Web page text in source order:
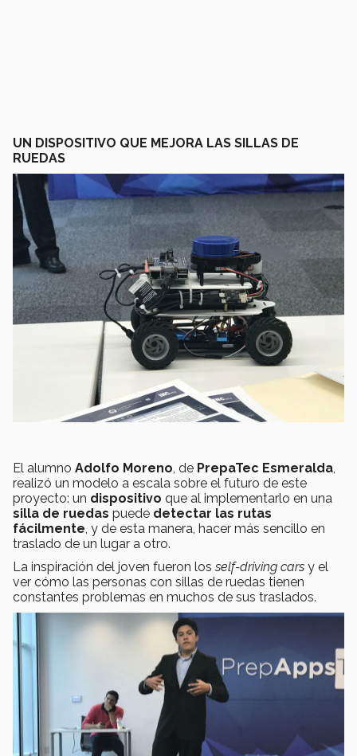
UN DISPOSITIVO QUE MEJORA LAS SILLAS DE
RUEDAS
El alumno Adolfo Moreno , de PrepaTec Esmeralda
realizó un modelo a escala sobre el futuro de este
proyecto: un dispositivo que al implementarlo en una
silla de ruedas puede detectar las rutas
fácilmente , y de esta manera, hacer más sencillo en
traslado de un lugar a otro.
La inspiración del joven fueron losself-driving cars y el
ver cómo las personas con sillas de ruedas tienen
constantes problemas en muchos de sus traslados.